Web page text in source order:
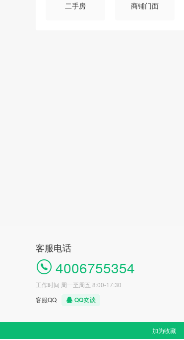
二手房 商铺门面
客服电话
4006755354
工作时间 周一至周五 8:00-17:30
客服QQ
加为收藏